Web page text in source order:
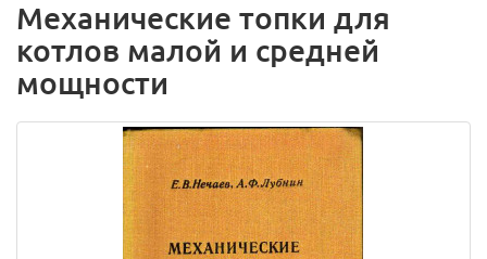
Механические топки для
котлов малой и средней
мощности